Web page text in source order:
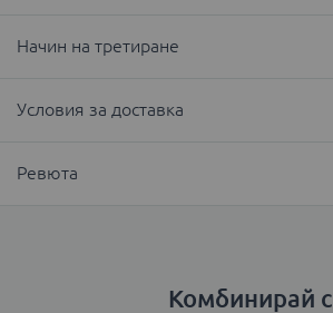
Начин на третиране
Условия за доставка
Ревюта
Комбинирай с